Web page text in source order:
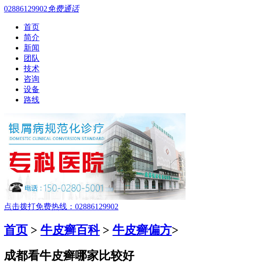
02886129902免费通话
首页
简介
新闻
团队
技术
咨询
设备
路线
点击拨打免费热线：02886129902
首页 > 牛皮癣百科> 牛皮癣偏方>
成都看牛皮癣哪家比较好